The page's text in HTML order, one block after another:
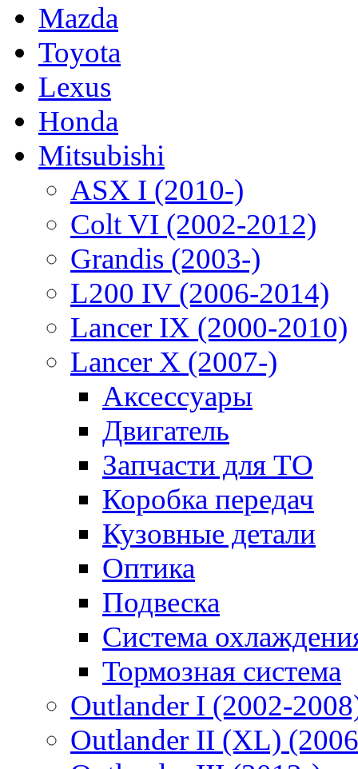
Mazda
Toyota
Lexus
Honda
Mitsubishi
ASX I (2010-)
Colt VI (2002-2012)
Grandis (2003-)
L200 IV (2006-2014)
Lancer IX (2000-2010)
Lancer X (2007-)
Аксессуары
Двигатель
Запчасти для ТО
Коробка передач
Кузовные детали
Оптика
Подвеска
Система
Тормозная система
Outlander I (2002-
Outlander II (XL)